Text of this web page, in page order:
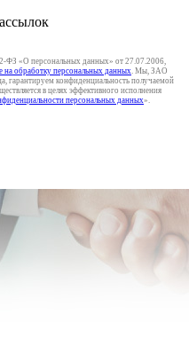
ФЗ «О персональных данных» от 27.07.2006,
на обработку персональных данных. Мы, ЗАО
гарантируем конфиденциальность получаемой
в целях эффективного исполнения
персональных данных».